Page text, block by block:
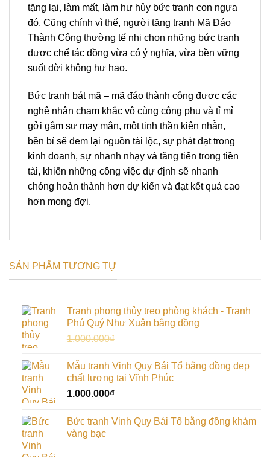
tặng lại, làm mất, làm hư hủy bức tranh con ngựa
đó. Cũng chính vì thế, người tặng tranh Mã Đáo
Thành Công thường tế nhị chọn những bức tranh
được chế tác đồng vừa có ý nghĩa, vừa bền vững
suốt đời không hư hao.
Bức tranh bát mã – mã đáo thành công được các
nghệ nhân chạm khắc vô cùng công phu và tỉ mỉ
gởi gắm sự may mắn, một tinh thần kiên nhẫn,
bền bỉ sẽ đem lại nguồn tài lộc, sự phát đạt trong
kinh doanh, sự nhanh nhạy và tăng tiến trong tiền
tài, khiến những công việc dự định sẽ nhanh
chóng hoàn thành hơn dự kiến và đạt kết quả cao
hơn mong đợi.
SẢN PHẨM TƯƠNG TỰ
Tranh phong thủy treo phòng khách - Tranh
Phú Quý Như Xuân bằng đồng
1.000.000₫
là:
1.000.000₫.
tại
là:
Mẫu tranh Vinh Quy Bái Tổ bằng đồng đẹp
chất lượng tại Vĩnh Phúc
1.000.000₫
Bức tranh Vinh Quy Bái Tổ bằng đồng khảm
vàng bạc